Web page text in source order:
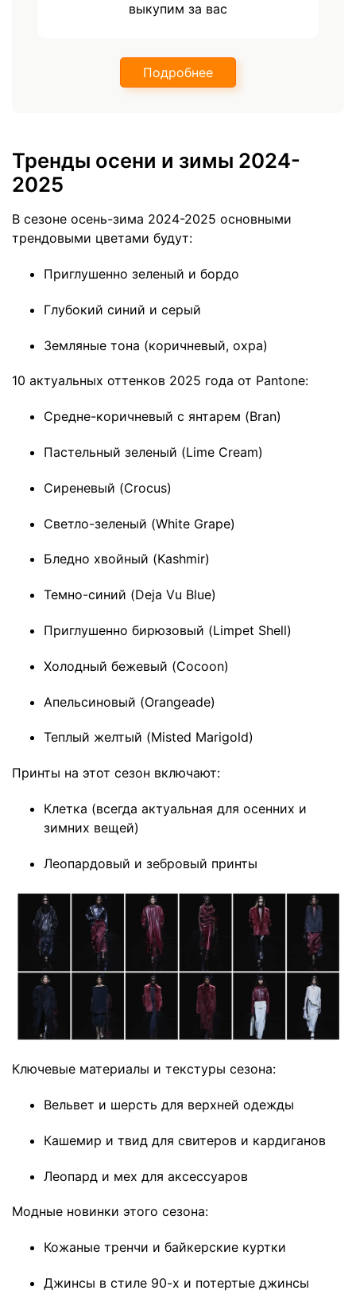
выкупим за вас
Подробнее
Тренды осени и зимы 2024-
2025
В сезоне осень-зима 2024-2025 основными
трендовыми цветами будут:
Приглушенно зеленый и бордо
Глубокий синий и серый
Земляные тона (коричневый, охра)
10 актуальных оттенков 2025 года от Pantone:
Средне-коричневый с янтарем (Bran)
Пастельный зеленый (Lime Cream)
Сиреневый (Crocus)
Светло-зеленый (White Grape)
Бледно хвойный (Kashmir)
Темно-синий (Deja Vu Blue)
Приглушенно бирюзовый (Limpet Shell)
Холодный бежевый (Cocoon)
Апельсиновый (Orangeade)
Теплый желтый (Misted Marigold)
Принты на этот сезон включают:
Клетка (всегда актуальная для осенних и
зимних вещей)
Леопардовый и зебровый принты
Ключевые материалы и текстуры сезона:
Вельвет и шерсть для верхней одежды
Кашемир и твид для свитеров и кардиганов
Леопард и мех для аксессуаров
Модные новинки этого сезона:
Кожаные тренчи и байкерские куртки
Джинсы в стиле 90-х и потертые джинсы